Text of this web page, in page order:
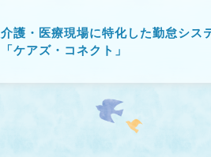
介護・医療現場に特化した勤怠シス
「ケアズ・コネクト」